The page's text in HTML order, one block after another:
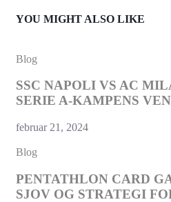
YOU MIGHT ALSO LIKE
Blog
SSC NAPOLI VS AC
SERIE A-KAMPENS
februar 21, 2024
Blog
PENTATHLON CARD
SJOV OG STRATEGI